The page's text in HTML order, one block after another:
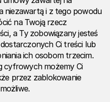
niezawartą i z tego powodu
na Twoją rzecz
a Ty zobowiązany jesteś
Ci treści lub
ich osobom trzecim.
cyfrowych możemy Ci
przez zablokowanie